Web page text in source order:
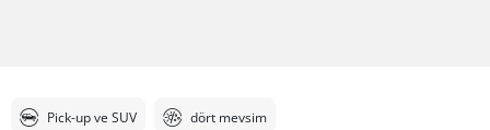
Pick-up ve SUV dört mevsim